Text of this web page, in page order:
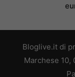
Bloglive.it di
Marchese 10,